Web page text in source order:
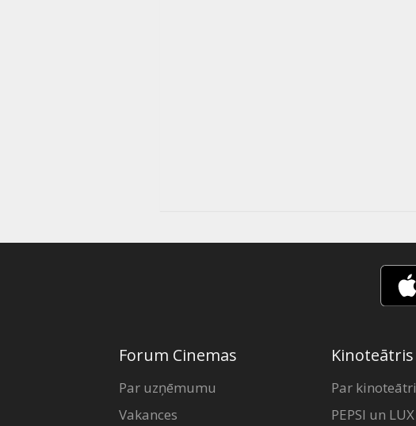
Forum Cinemas
Par uzņēmumu
Vakances
Kinoteātris
Par kinoteātri
PEPSI un LUX